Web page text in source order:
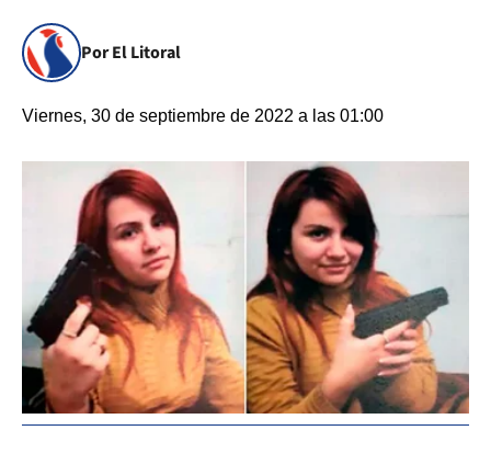
Por El Litoral
Viernes, 30 de septiembre de 2022 a las 01:00